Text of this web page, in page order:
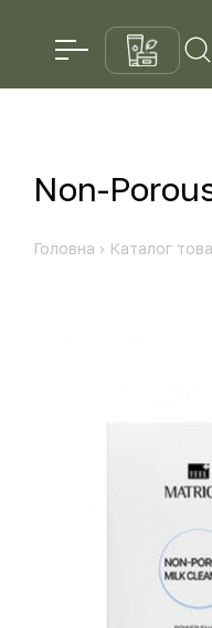
Non-
Головна › Каталог